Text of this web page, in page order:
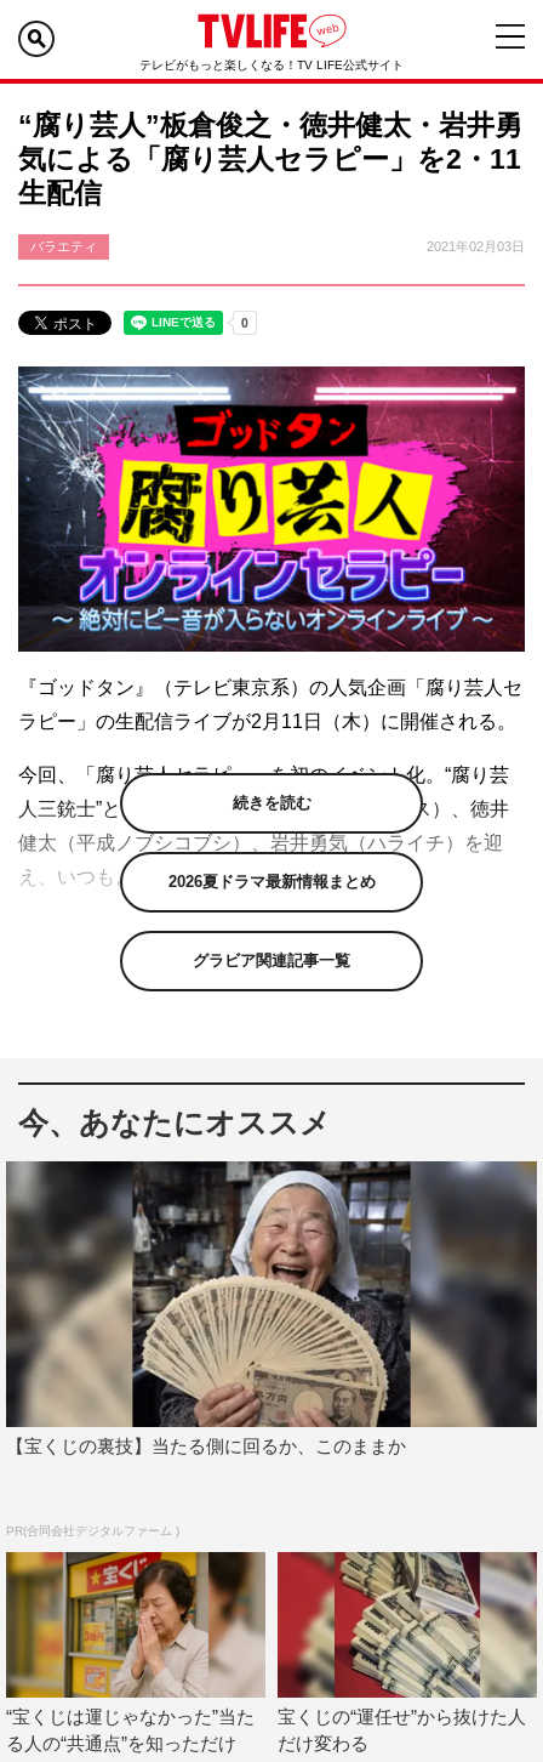
テレビがもっと楽しくなる！TV LIFE公式サイト
“腐り芸人”板倉俊之・徳井健太・岩井勇
気による「腐り芸人セラピー」を2・11
生配信
バラエティ 2021年02月03日
『ゴッドタン』（テレビ東京系）の人気企画「腐り芸人セ
ラピー」の生配信ライブが2月11日（木）に開催される。
今回、「腐り芸人セラピー」を初のイベント化。“腐り芸
人三銃士”といわれている板倉俊之（インパルス）、徳井
健太（平成ノブシコブシ）、岩井勇気（ハライチ）を迎
え、いつもより過激な腐りトークを展開する。
イベントでは、「みんな働きゃ悔しいんだ“悔しいな選手
権”」として、今胸に抱えている「悔しい」想いをピー音
なしで爆発させる。さらに松丸アナウンサーのリアルな腐
編を配信する。
佐久間宣行プロデューサー コメント
思いつきで言ったら実現してしまって、今になってビビっ
ています。
もうチケット売り始めちゃったんでやるしかありません。
こうなったら大部分が放送できなくても別にいいかと思っ
板倉・徳井・岩井この腐りトリオの魅力を胸焼けするまで
ご自宅にお届けします。
と思います。
ぜひご覧ください。
イベント情報
「ゴッドタン 腐り芸人オンラインセラピー～絶対にピー
音が入らないオンラインライブ」
2月11日（木）後8・00開演予定
続きを読む
2026夏ドラマ最新情報まとめ
グラビア関連記事一覧
今、あなたにオススメ
【宝くじの裏技】当たる側に回るか、このままか
PR(合同会社デジタルファーム )
“宝くじは運じゃなかった”当た
る人の“共通点”を知っただけ
宝くじの“運任せ”から抜けた人
だけ変わる